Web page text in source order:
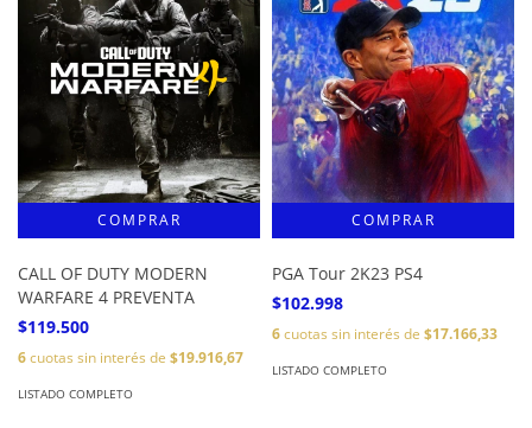
CALL OF DUTY MODERN
WARFARE 4 PREVENTA
$119.500
6cuotas sin interés de $19.916,67
LISTADO COMPLETO
PGA Tour 2K23 PS4
$102.998
6cuotas sin interés de $17.166,33
LISTADO COMPLETO